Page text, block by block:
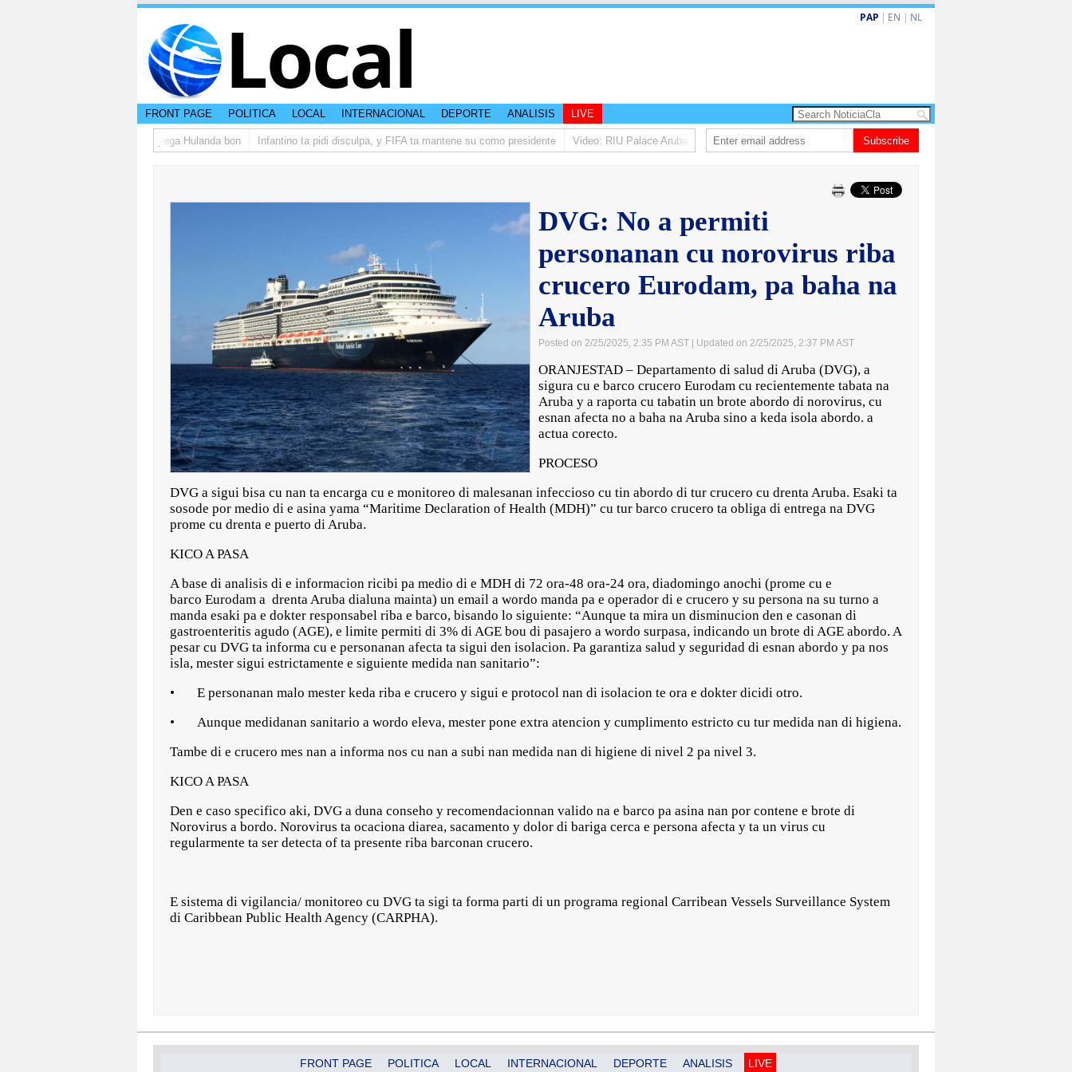
Local PAP | EN | NL
FRONT PAGE POLITICA LOCAL INTERNACIONAL DEPORTE ANALISIS LIVE
di studiantenan di Aruba a yega Hulanda bon Infantino ta pidi disculpa, y FIFA ta mantene su como presidente Video: RIU Palace Aruba ta eleva turismo premium cu renobacion di US$106 miyon
Subscribe
DVG: No a permiti
personanan cu norovirus riba
crucero Eurodam, pa baha na
Aruba
Posted on 2/25/2025, 2:35 PM AST | Updated on 2/25/2025, 2:37 PM AST
ORANJESTAD – Departamento di salud di Aruba (DVG), a
sigura cu e barco crucero Eurodam cu recientemente tabata na
Aruba y a raporta cu tabatin un brote abordo di norovirus, cu
esnan afecta no a baha na Aruba sino a keda isola abordo. a
actua corecto.
PROCESO
DVG a sigui bisa cu nan ta encarga cu e monitoreo di malesanan infeccioso cu tin abordo di tur crucero cu drenta Aruba. Esaki ta
sosode por medio di e asina yama “Maritime Declaration of Health (MDH)” cu tur barco crucero ta obliga di entrega na DVG
prome cu drenta e puerto di Aruba.
KICO A PASA
A base di analisis di e informacion ricibi pa medio di e MDH di 72 ora-48 ora-24 ora, diadomingo anochi (prome cu e
barco Eurodam a drenta Aruba dialuna mainta) un email a wordo manda pa e operador di e crucero y su persona na su turno a
manda esaki pa e dokter responsabel riba e barco, bisando lo siguiente: “Aunque ta mira un disminucion den e casonan di
gastroenteritis agudo (AGE), e limite permiti di 3% di AGE bou di pasajero a wordo surpasa, indicando un brote di AGE abordo. A
pesar cu DVG ta informa cu e personanan afecta ta sigui den isolacion. Pa garantiza salud y seguridad di esnan abordo y pa nos
isla, mester sigui estrictamente e siguiente medida nan sanitario”:
• E personanan malo mester keda riba e crucero y sigui e protocol nan di isolacion te ora e dokter dicidi otro.
• Aunque medidanan sanitario a wordo eleva, mester pone extra atencion y cumplimento estricto cu tur medida nan di higiena.
Tambe di e crucero mes nan a informa nos cu nan a subi nan medida nan di higiene di nivel 2 pa nivel 3.
KICO A PASA
Den e caso specifico aki, DVG a duna conseho y recomendacionnan valido na e barco pa asina nan por contene e brote di
Norovirus a bordo. Norovirus ta ocaciona diarea, sacamento y dolor di bariga cerca e persona afecta y ta un virus cu
regularmente ta ser detecta of ta presente riba barconan crucero.
E sistema di vigilancia/ monitoreo cu DVG ta sigi ta forma parti di un programa regional Carribean Vessels Surveillance System
di Caribbean Public Health Agency (CARPHA).
FRONT PAGE POLITICA LOCAL INTERNACIONAL DEPORTE ANALISIS LIVE